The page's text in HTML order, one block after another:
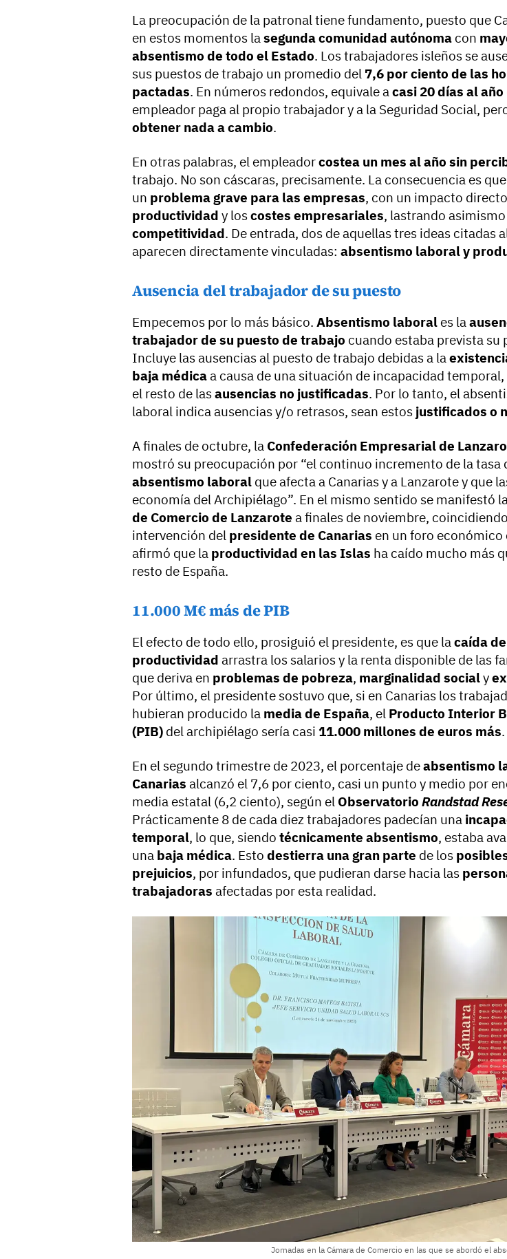
La preocupación de la patronal tiene fundamento, puesto que
en estos momentos lasegunda comunidad autónoma con
absentismo de todo el Estado. Los trabajadores isleños se
sus puestos de trabajo un promedio del 7,6 por ciento de las
pactadas. En números redondos, equivale acasi 20 días al año
empleador paga al propio trabajador y a la Seguridad Social,
obtener nada a cambio.
En otras palabras, el empleadorcostea un mes al año sin
trabajo. No son cáscaras, precisamente. La consecuencia es
un problema grave para las empresas, con un impacto
productividad y loscostes empresariales, lastrando
competitividad. De entrada, dos de aquellas tres ideas citadas
aparecen directamente vinculadas: absentismo laboral y
Ausencia del trabajador de su puesto
Empecemos por lo más básico. Absentismo laboral es la
trabajador de su puesto de trabajo cuando estaba prevista su
Incluye las ausencias al puesto de trabajo debidas a la
baja médicaa causa de una situación de incapacidad
el resto de lasausencias no justificadas. Por lo tanto, el
laboral indica ausencias y/o retrasos, sean estos justificados o
A finales de octubre, la Confederación Empresarial de
mostró su preocupación por “el continuo incremento de la tasa
absentismo laboral que afecta a Canarias y a Lanzarote y que
economía del Archipiélago”. En el mismo sentido se manifestó
de Comercio de Lanzarote a finales de noviembre,
intervención del presidente de Canarias en un foro económico
afirmó que la productividad en las Islas ha caído mucho más
resto de España.
11.000 M€ más de PIB
El efecto de todo ello, prosiguió el presidente, es que lacaída
productividad arrastra los salarios y la renta disponible de las
que deriva en problemas de pobreza, marginalidad socialy
Por último, el presidente sostuvo que, si en Canarias los
hubieran producido la media de España, el Producto Interior
(PIB) del archipiélago sería casi 11.000 millones de euros más.
En el segundo trimestre de 2023, el porcentaje deabsentismo
Canarias alcanzó el 7,6 por ciento, casi un punto y medio por
media estatal (6,2 ciento), según el Observatorio Randstad
Prácticamente 8 de cada diez trabajadores padecían una
temporal, lo que, siendo técnicamente absentismo, estaba
una baja médica. Esto destierra una gran parte de los
prejuicios, por infundados, que pudieran darse hacia las
trabajadoras afectadas por esta realidad.
Jornadas en la Cámara de Comercio en las que se abordó el